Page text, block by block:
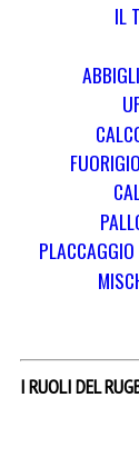
IL
PLACCAGGIO
I RUOLI DEL